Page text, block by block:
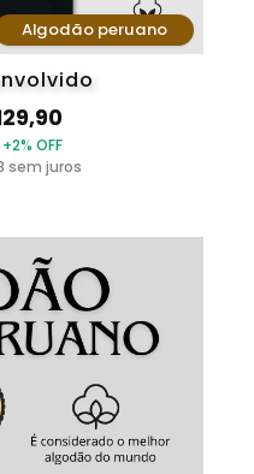
Algodão peruano
+2% OFF
sem juros